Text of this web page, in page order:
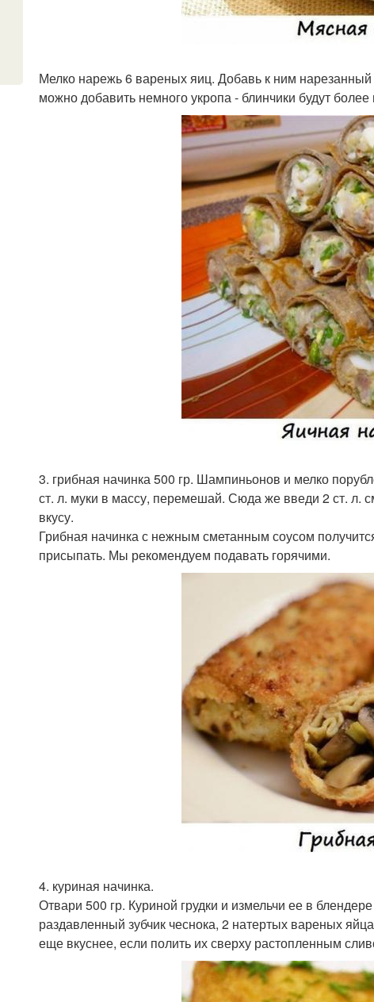
Мелко нарежь 6 вареных яиц. Добавь к ним
можно добавить немного укропа - блинчики будут
3. грибная начинка 500 гр. Шампиньонов и мелко
ст. л. муки в массу, перемешай. Сюда же введи 2 ст. л.
вкусу.
Грибная начинка с нежным сметанным соусом
присыпать. Мы рекомендуем подавать горячими.
4. куриная начинка.
Отвари 500 гр. Куриной грудки и измельчи ее в
раздавленный зубчик чеснока, 2 натертых вареных
еще вкуснее, если полить их сверху растопленным